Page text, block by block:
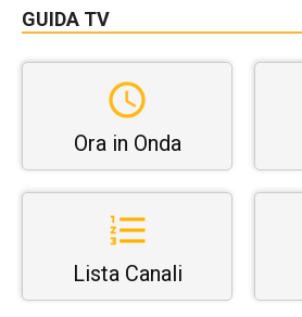
GUIDA TV
Ora in Onda
Lista Canali